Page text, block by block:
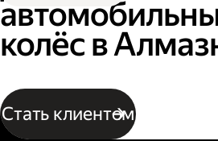
колёс в
Стать клиентом